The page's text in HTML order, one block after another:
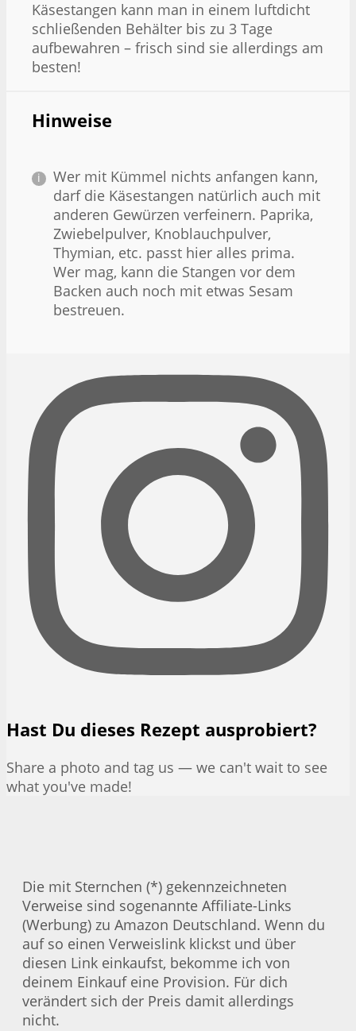
Käsestangen kann man in einem luftdicht
schließenden Behälter bis zu 3 Tage
aufbewahren – frisch sind sie allerdings am
besten!
Hinweise
Wer mit Kümmel nichts anfangen kann,
darf die Käsestangen natürlich auch mit
anderen Gewürzen verfeinern. Paprika,
Zwiebelpulver, Knoblauchpulver,
Thymian, etc. passt hier alles prima.
Wer mag, kann die Stangen vor dem
Backen auch noch mit etwas Sesam
bestreuen.
Hast Du dieses Rezept ausprobiert?
Share a photo and tag us — we can't wait to see
what you've made!
Die mit Sternchen (*) gekennzeichneten
Verweise sind sogenannte Affiliate-Links
(Werbung) zu Amazon Deutschland. Wenn du
auf so einen Verweislink klickst und über
diesen Link einkaufst, bekomme ich von
deinem Einkauf eine Provision. Für dich
verändert sich der Preis damit allerdings
nicht.